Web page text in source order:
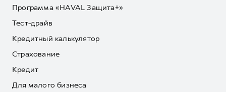
Программа «HAVAL Защита+»
Тест-драйв
Кредитный калькулятор
Страхование
Кредит
Для малого бизнеса